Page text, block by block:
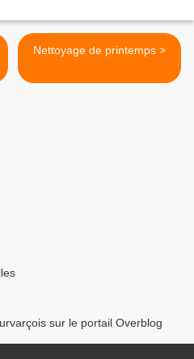
Nettoyage de printemps >
sur le portail Overblog